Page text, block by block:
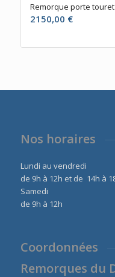
Remorque porte
2150,00 €
Nos horaires
Lundi au vendredi
de 9h à 12h et de 14h à
Samedi
de 9h à 12h
Coordonnées
Remorques du